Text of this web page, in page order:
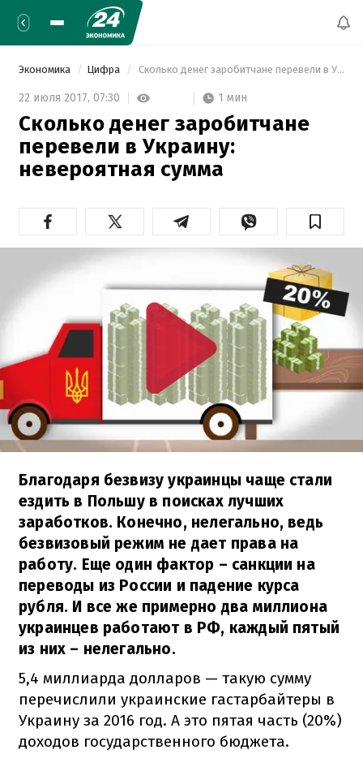
Экономика Цифра Сколько денег заробитчане перевели в Украину: невероятная сумма
22 июля 2017, 07:30 1 мин
Сколько денег заробитчане
перевели в Украину:
невероятная сумма
Благодаря безвизу украинцы чаще стали
ездить в Польшу в поисках лучших
заработков. Конечно, нелегально, ведь
безвизовый режим не дает права на
работу. Еще один фактор – санкции на
переводы из России и падение курса
рубля. И все же примерно два миллиона
украинцев работают в РФ, каждый пятый
из них – нелегально.
5,4 миллиарда долларов — такую сумму
перечислили украинские гастарбайтеры в
Украину за 2016 год. А это пятая часть (20%)
доходов государственного бюджета.